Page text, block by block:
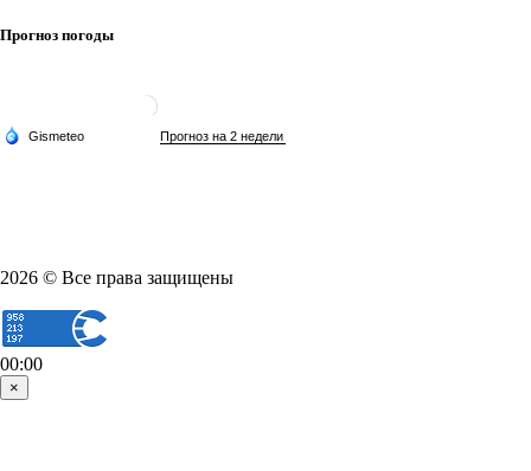
Прогноз погоды
2026 © Все права защищены
00:00
×